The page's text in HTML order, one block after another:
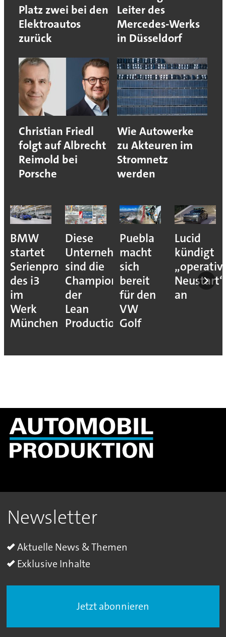
Platz zwei bei den
Elektroautos
zurück
Leiter des
Mercedes-Werks
in Düsseldorf
Christian Friedl
folgt auf Albrecht
Reimold bei
Porsche
Wie Autowerke
zu Akteuren im
Stromnetz
werden
BMW
startet
Serienproduktion
des i3
im
Werk
München
Diese
Unternehmen
sind die
Champions
der
Lean
Production
Puebla
macht
sich
bereit
für den
VW
Golf
Lucid
kündigt
Neustart“
an
Newsletter
Aktuelle News & Themen
Exklusive Inhalte
Jetzt abonnieren